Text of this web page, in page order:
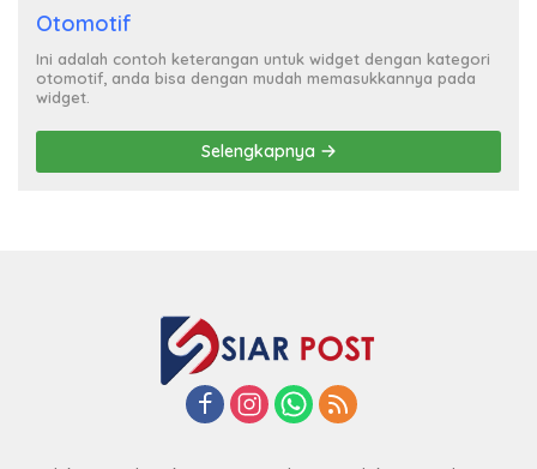
Otomotif
Ini adalah contoh keterangan untuk widget dengan kategori
otomotif, anda bisa dengan mudah memasukkannya pada
widget.
Selengkapnya